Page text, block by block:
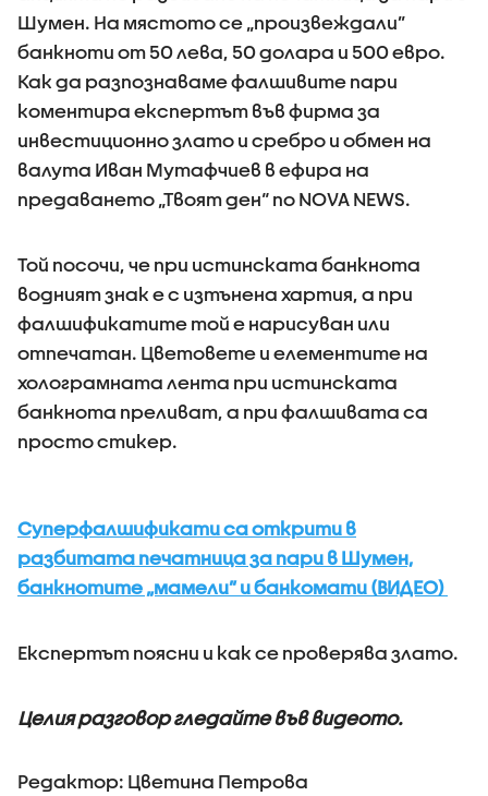
Шумен. На мястото се „произвеждали”
банкноти от 50 лева, 50 долара и 500 евро.
Как да разпознаваме фалшивите пари
коментира експертът във фирма за
инвестиционно злато и сребро и обмен на
валута Иван Мутафчиев в ефира на
предаването „Твоят ден“ по NOVA NEWS.
Той посочи, че при истинската банкнота
водният знак е с изтънена хартия, а при
фалшификатите той е нарисуван или
отпечатан. Цветовете и елементите на
холограмната лента при истинската
банкнота преливат, а при фалшивата са
просто стикер.
Суперфалшификати са открити в
разбитата печатница за пари в Шумен,
банкнотите „мамели” и банкомати (ВИДЕО)
Експертът поясни и как се проверява злато.
Целия разговор гледайте във видеото.
Редактор: Цветина Петрова